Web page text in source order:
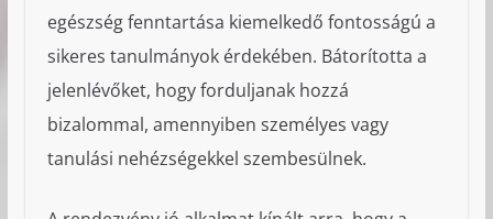
egészség fenntartása kiemelkedő fontosságú a
sikeres tanulmányok érdekében. Bátorította a
jelenlévőket, hogy forduljanak hozzá
bizalommal, amennyiben személyes vagy
tanulási nehézségekkel szembesülnek.